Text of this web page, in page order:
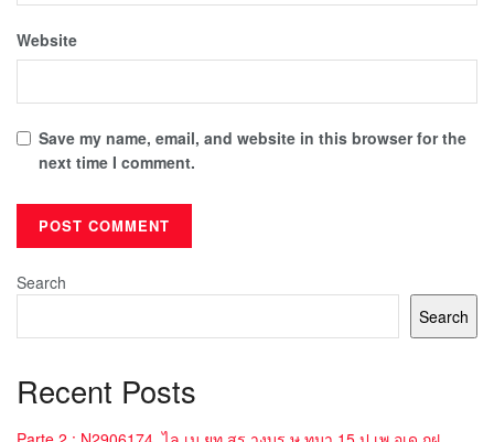
Website
Save my name, email, and website in this browser for the
next time I comment.
Search
Search
Recent Posts